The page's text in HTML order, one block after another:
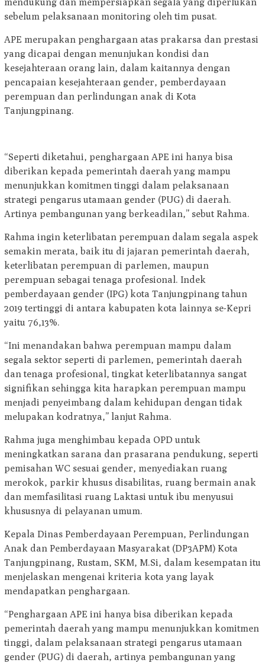
sebelum pelaksanaan monitoring oleh tim pusat.
APE merupakan penghargaan atas prakarsa dan prestasi
yang dicapai dengan menunjukan kondisi dan
kesejahteraan orang lain, dalam kaitannya dengan
pencapaian kesejahteraan gender, pemberdayaan
perempuan dan perlindungan anak di Kota
Tanjungpinang.
“Seperti diketahui, penghargaan APE ini hanya bisa
diberikan kepada pemerintah daerah yang mampu
menunjukkan komitmen tinggi dalam pelaksanaan
strategi pengarus utamaan gender (PUG) di daerah.
Artinya pembangunan yang berkeadilan,” sebut Rahma.
Rahma ingin keterlibatan perempuan dalam segala aspek
semakin merata, baik itu di jajaran pemerintah daerah,
keterlibatan perempuan di parlemen, maupun
perempuan sebagai tenaga profesional. Indek
pemberdayaan gender (IPG) kota Tanjungpinang tahun
2019 tertinggi di antara kabupaten kota lainnya se-Kepri
yaitu 76,13%.
“Ini menandakan bahwa perempuan mampu dalam
segala sektor seperti di parlemen, pemerintah daerah
dan tenaga profesional, tingkat keterlibatannya sangat
signifikan sehingga kita harapkan perempuan mampu
menjadi penyeimbang dalam kehidupan dengan tidak
melupakan kodratnya,” lanjut Rahma.
Rahma juga menghimbau kepada OPD untuk
meningkatkan sarana dan prasarana pendukung, seperti
pemisahan WC sesuai gender, menyediakan ruang
merokok, parkir khusus disabilitas, ruang bermain anak
dan memfasilitasi ruang Laktasi untuk ibu menyusui
khususnya di pelayanan umum.
Kepala Dinas Pemberdayaan Perempuan, Perlindungan
Anak dan Pemberdayaan Masyarakat (DP3APM) Kota
Tanjungpinang, Rustam, SKM, M.Si, dalam kesempatan itu
menjelaskan mengenai kriteria kota yang layak
mendapatkan penghargaan.
“Penghargaan APE ini hanya bisa diberikan kepada
pemerintah daerah yang mampu menunjukkan komitmen
tinggi, dalam pelaksanaan strategi pengarus utamaan
gender (PUG) di daerah, artinya pembangunan yang